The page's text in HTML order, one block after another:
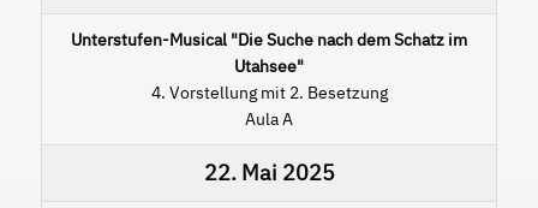
Unterstufen-Musical "Die Suche nach dem Schatz im
Utahsee"
4. Vorstellung mit 2. Besetzung
Aula A
22. Mai 2025